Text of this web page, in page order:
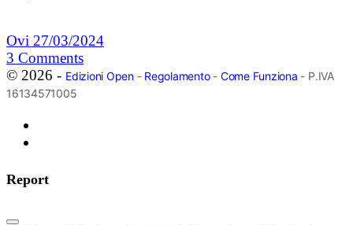
Ovi 27/03/2024
3 Comments
© 2026 - Edizioni Open- Regolamento- Come Funziona - P.IVA
16134571005
Report